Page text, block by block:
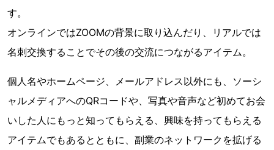
す。
オンラインではZOOMの背景に取り込んだり、リアルでは
名刺交換することでその後の交流につながるアイテム。
個人名やホームページ、メールアドレス以外にも、ソーシ
ャルメディアへのQRコードや、写真や音声など初めてお会
いした人にもっと知ってもらえる、興味を持ってもらえる
アイテムでもあるとともに、副業のネットワークを拡げる